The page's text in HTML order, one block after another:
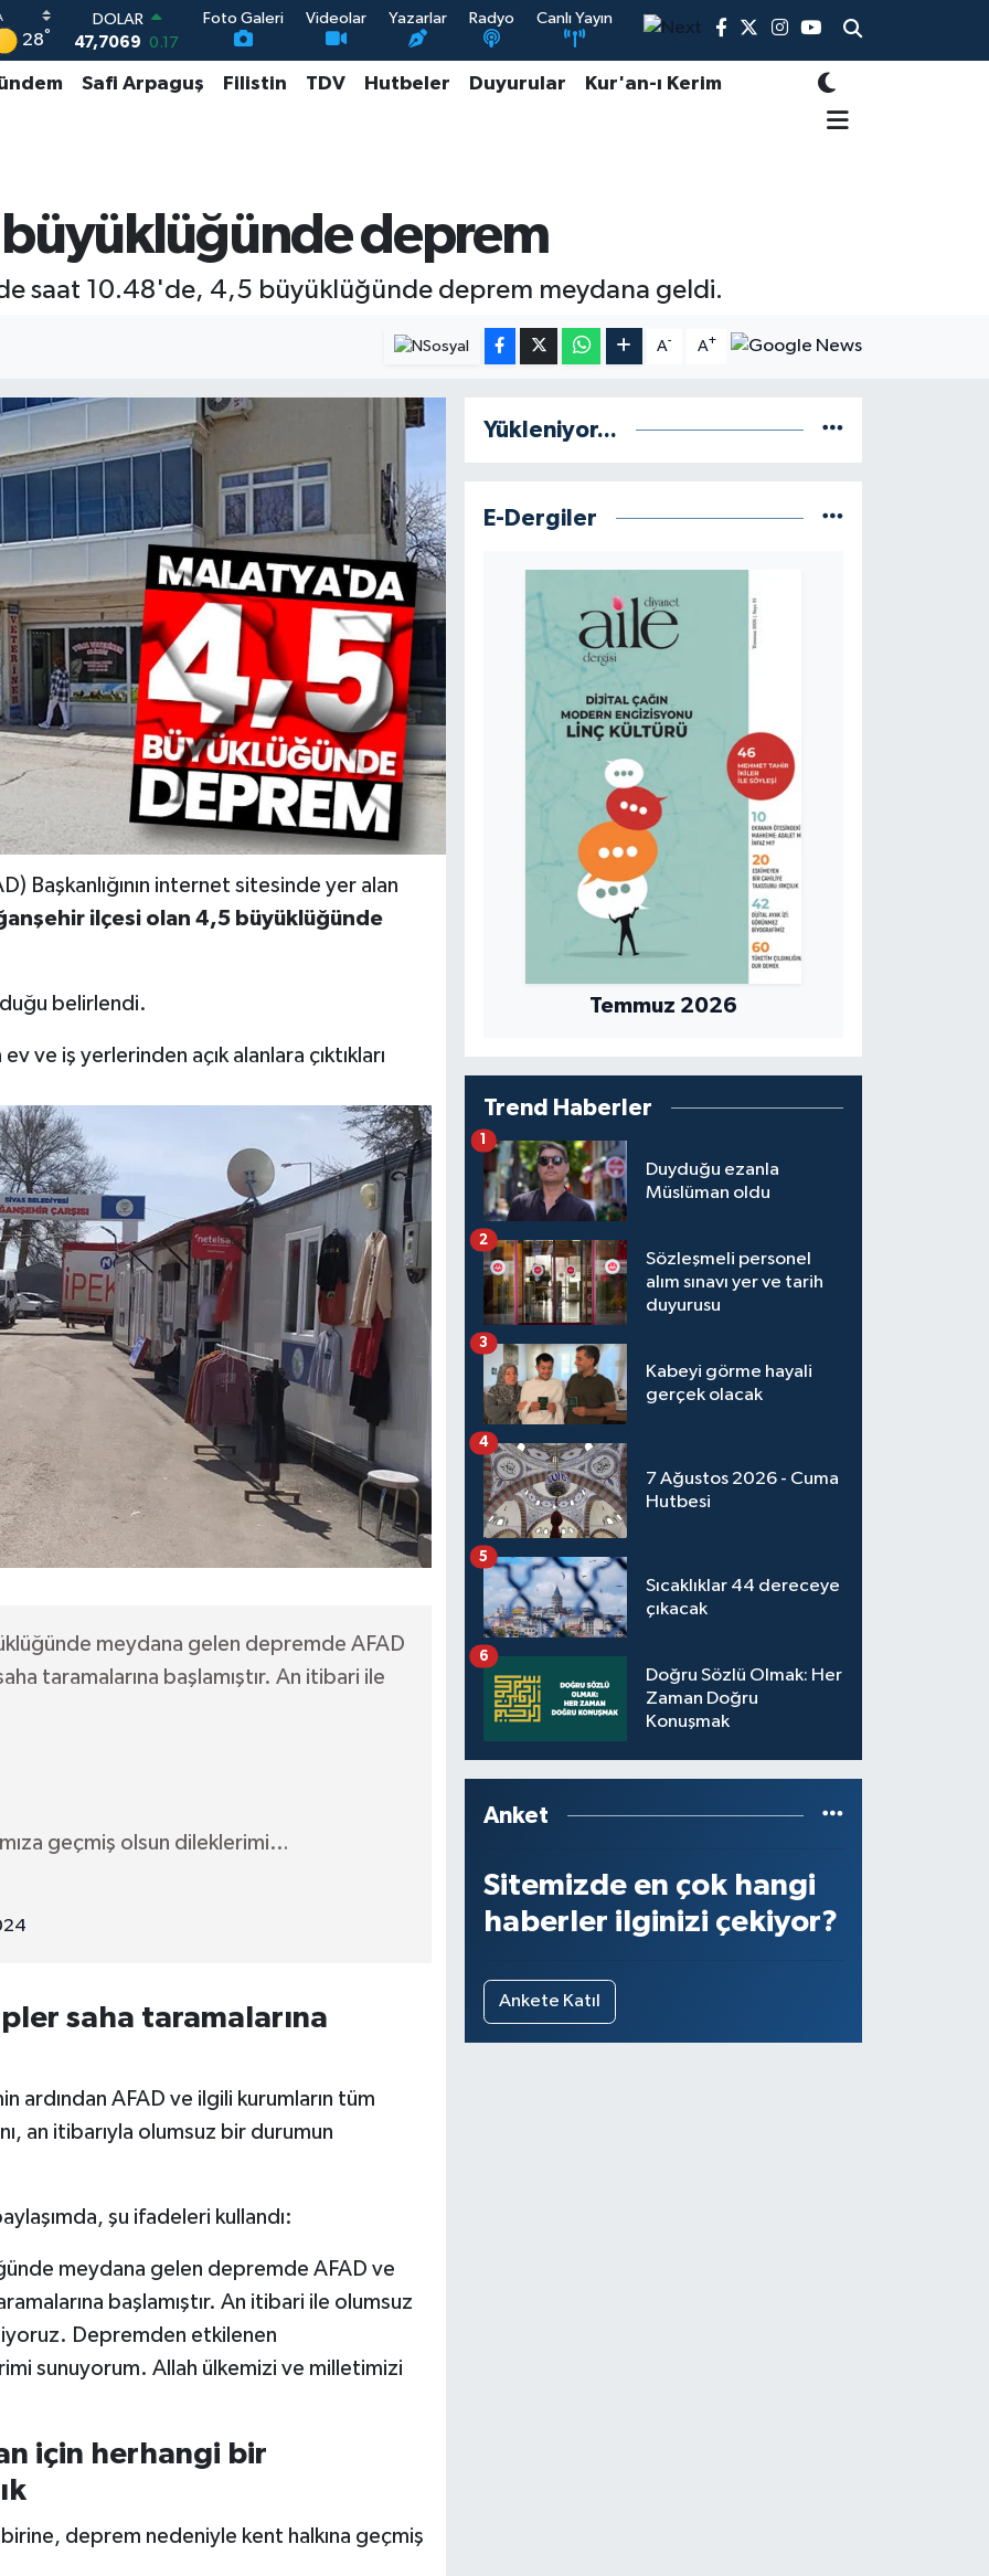
28°
DOLAR
47,7069 0.17
EURO
55,0265 0.01
13.887 64
Foto Galeri Videolar Yazarlar Radyo Canlı Yayın
Safi Arpaguş Filistin TDV Hutbeler Duyurular Kur'an-ı Kerim
deprem
saat 10.48'de, 4,5 büyüklüğünde deprem meydana geldi.
A- A+
Başkanlığının internet sitesinde yer alan
ilçesi olan 4,5 büyüklüğünde
belirlendi.
ve iş yerlerinden açık alanlara çıktıkları
meydana gelen depremde AFAD
taramalarına başlamıştır. An itibari ile
geçmiş olsun dileklerimi…
saha taramalarına
ardından AFAD ve ilgili kurumların tüm
an itibarıyla olumsuz bir durumun
şu ifadeleri kullandı:
meydana gelen depremde AFAD ve
başlamıştır. An itibari ile olumsuz
Depremden etkilenen
sunuyorum. Allah ülkemizi ve milletimizi
için herhangi bir
deprem nedeniyle kent halkına geçmiş
Yükleniyor...
E-Dergiler
Temmuz 2026
Trend Haberler
Duyduğu ezanla
Müslüman oldu
Sözleşmeli personel
alım sınavı yer ve tarih
duyurusu
2
Kabeyi görme hayali
gerçek olacak
3
7 Ağustos 2026 - Cuma
Hutbesi
4
Sıcaklıklar 44 dereceye
çıkacak
5
Doğru Sözlü Olmak: Her
Zaman Doğru
Konuşmak
6
Anket
Sitemizde en çok hangi
haberler ilginizi çekiyor?
Ankete Katıl